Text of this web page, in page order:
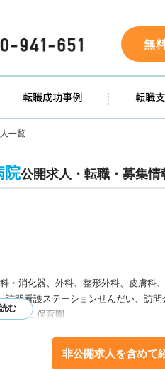
0120-941-651 無
人検索 転職成功事例
一覧
院公開求人・転職・募集情
・消化器、外科、整形外科、皮膚科
問看護ステーションせんだい、訪問
でしこ保育園
島県薩摩川内市に位置しています。
々な医療サービスを提供しています。
非公開求人を含めて